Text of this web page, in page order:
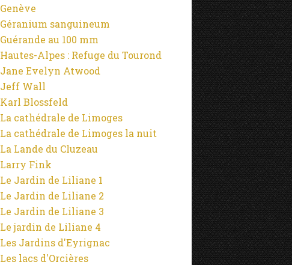
Genève
Géranium sanguineum
Guérande au 100 mm
Hautes-Alpes : Refuge du Tourond
Jane Evelyn Atwood
Jeff Wall
Karl Blossfeld
La cathédrale de Limoges
La cathédrale de Limoges la nuit
La Lande du Cluzeau
Larry Fink
Le Jardin de Liliane 1
Le Jardin de Liliane 2
Le Jardin de Liliane 3
Le jardin de Liliane 4
Les Jardins d'Eyrignac
Les lacs d'Orcières